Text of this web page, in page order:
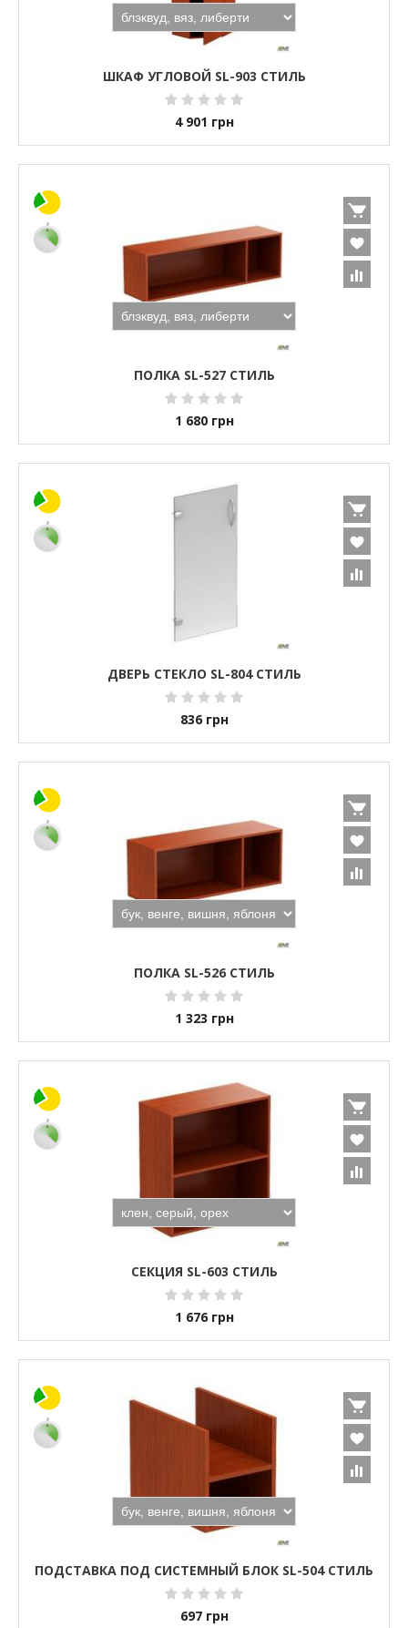
ШКАФ УГЛОВОЙ SL-903 СТИЛЬ
4 901 грн
ПОЛКА SL-527 СТИЛЬ
1 680 грн
ДВЕРЬ СТЕКЛО SL-804 СТИЛЬ
836 грн
ПОЛКА SL-526 СТИЛЬ
1 323 грн
СЕКЦИЯ SL-603 СТИЛЬ
1 676 грн
ПОДСТАВКА ПОД СИСТЕМНЫЙ БЛОК SL-504 СТИЛЬ
697 грн